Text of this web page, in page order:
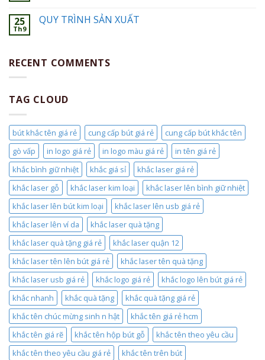
25
Th9
QUY TRÌNH SẢN XUẤT
RECENT COMMENTS
TAG CLOUD
bút khắc tên giá rẻ cung cấp bút giá rẻ
cung cấp bút khắc tên
gò vấp
in logo giá rẻ in logo màu giá rẻ
in tên giá rẻ
khắc bình giữ nhiệt
khắc giá sỉ
khắc laser giá rẻ
khắc laser gỗ
khắc laser kim loại
khắc laser lên bình giữ nhiệt
khắc laser lên bút kim loại
khắc laser lên usb giá rẻ
khắc laser lên ví da
khắc laser quà tặng
khắc laser quà tặng giá rẻ
khắc laser quận 12
khắc laser tên lên bút giá rẻ
khắc laser tên quà tặng
khắc laser usb giá rẻ
khắc logo giá rẻ
khắc logo lên bút giá rẻ
khắc nhanh
khắc quà tặng
khắc quà tặng giá rẻ
khắc tên chúc mừng sinh n hật
khắc tên giá rẻ hcm
khắc tên giá rẽ
khắc tên hộp bút gỗ
khắc tên theo yêu cầu
khắc tên theo yêu cầu giá rẻ
khắc tên trên bút